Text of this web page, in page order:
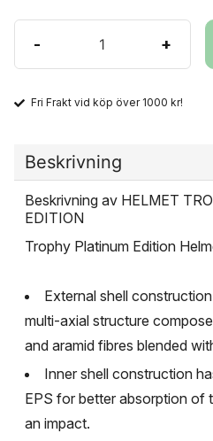
- +
Fri Frakt vid köp över 1000 kr!
Beskrivning
Beskrivning av HELMET
EDITION
Trophy Platinum Edition
External shell
multi-axial structure
and aramid fibres blended
Inner shell construction
EPS for better absorption of
an impact.